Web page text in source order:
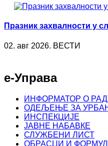
Празник захвалности у
02. авг 2026. ВЕСТИ
е-Управа
ИНФОРМАТОР О
ОДЕЉЕЊЕ ЗА
ИНСПЕКЦИЈЕ
ЈАВНЕ НАБАВКЕ
СЛУЖБЕНИ ЛИСТ
ОБРАСЦИ И